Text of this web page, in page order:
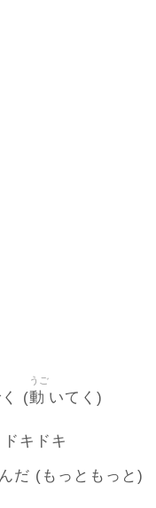
(動
うご
いてく)
キドキ
だ (もっともっと)